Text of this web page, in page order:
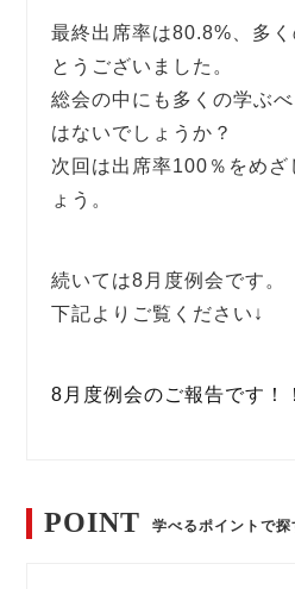
最終出席率は80.8%、多
とうございました。
総会の中にも多くの学ぶ
はないでしょうか？
次回は出席率100％をめざ
ょう。
続いては8月度例会です。
下記よりご覧ください↓
8月度例会のご報告です！！
POINT 学べるポイントで探